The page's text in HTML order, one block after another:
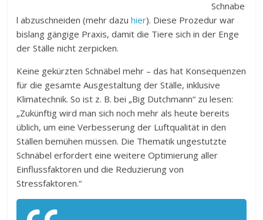
Schnabe
l abzuschneiden (mehr dazuhier). Diese Prozedur war
bislang gängige Praxis, damit die Tiere sich in der Enge
der Ställe nicht zerpicken.
Keine gekürzten Schnäbel mehr – das hat Konsequenzen
für die gesamte Ausgestaltung der Ställe, inklusive
Klimatechnik. So ist z. B. bei „Big Dutchmann“ zu lesen:
„Zukünftig wird man sich noch mehr als heute bereits
üblich, um eine Verbesserung der Luftqualität in den
Ställen bemühen müssen. Die Thematik ungestutzte
Schnäbel erfordert eine weitere Optimierung aller
Einflussfaktoren und die Reduzierung von
Stressfaktoren.“